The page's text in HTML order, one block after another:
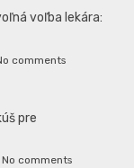
voľba lekára:
comments
pre
No comments